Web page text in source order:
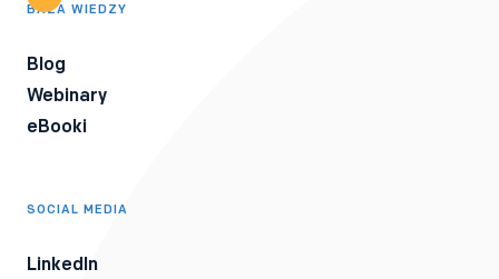
BAZA WIEDZY
Blog
Webinary
eBooki
SOCIAL MEDIA
LinkedIn